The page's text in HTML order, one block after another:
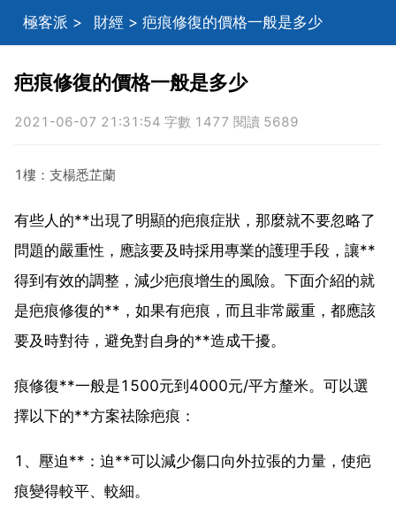
極客派 > 財經 > 疤痕修復的價格一般是多少
疤痕修復的價格一般是多少
2021-06-07 21:31:54 字數 1477 閱讀 5689
1樓：支楊悉芷蘭
有些人的**出現了明顯的疤痕症狀，那麼就不要忽略了
問題的嚴重性，應該要及時採用專業的護理手段，讓**
得到有效的調整，減少疤痕增生的風險。下面介紹的就
是疤痕修復的**，如果有疤痕，而且非常嚴重，都應該
要及時對待，避免對自身的**造成干擾。
痕修復**一般是1500元到4000元/平方釐米。可以選
擇以下的**方案祛除疤痕：
1、壓迫**：迫**可以減少傷口向外拉張的力量，使疤
痕變得較平、較細。